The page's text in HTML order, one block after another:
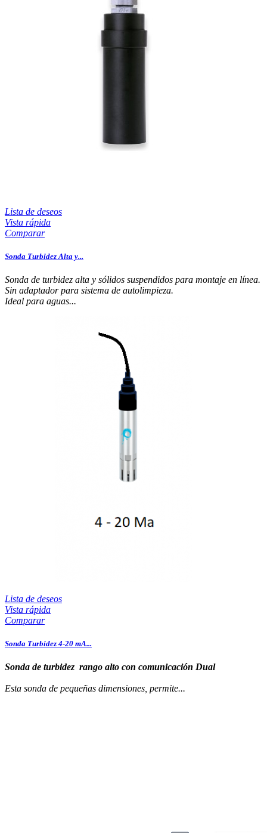
Lista de deseos
Vista rápida
Comparar
Sonda Turbidez Alta y...
Sonda de turbidez alta y sólidos suspendidos para montaje en línea.
Sin adaptador para sistema de autolimpieza.
Ideal para aguas...
Lista de deseos
Vista rápida
Comparar
Sonda Turbidez 4-20 mA...
Sonda de turbidez rango alto con comunicación Dual
Esta sonda de pequeñas dimensiones, permite...